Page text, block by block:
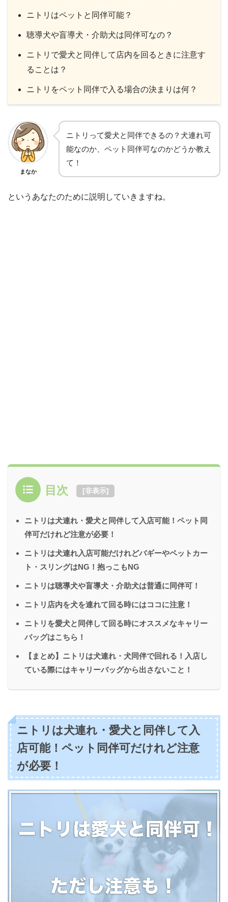
ニトリはペットと同伴可能？
聴導犬や盲導犬・介助犬は同伴可なの？
ニトリで愛犬と同伴して店内を回るときに注意す
ることは？
ニトリをペット同伴で入る場合の決まりは何？
まなか
ニトリって愛犬と同伴できるの？犬連れ可
能なのか、ペット同伴可なのかどうか教え
て！
というあなたのために説明していきますね。
目次 [非表示]
ニトリは犬連れ・愛犬と同伴して入店可能！ペット同
伴可だけれど注意が必要！
ニトリは犬連れ入店可能だけれどバギーやペットカー
ト・スリングはNG！抱っこもNG
ニトリは聴導犬や盲導犬・介助犬は普通に同伴可！
ニトリ店内を犬を連れて回る時にはココに注意！
ニトリを愛犬と同伴して回る時にオススメなキャリー
バッグはこちら！
【まとめ】ニトリは犬連れ・犬同伴で回れる！入店し
ている際にはキャリーバッグから出さないこと！
ニトリは犬連れ・愛犬と同伴して入
店可能！ペット同伴可だけれど注意
が必要！